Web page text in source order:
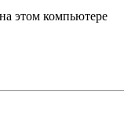
этом компьютере